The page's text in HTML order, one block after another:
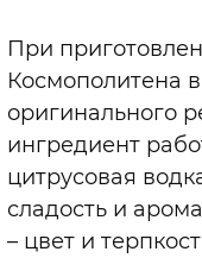
При
Космополитена
оригинального
ингредиент
цитрусовая
сладость и
– цвет и